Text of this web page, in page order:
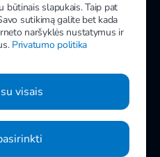
MANO IMPULS
Facebook
Instagram
būtinais slapukais. Taip pat
sutikimą galite bet kada
naršyklės nustatymus ir
Privatumo politika
visais